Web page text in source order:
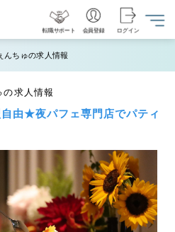
転職サポート 会員登録 ログイン
んちゅの求人情報
求人情報
由★夜パフェ専門店でパティ